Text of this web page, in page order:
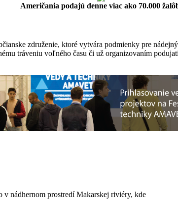
Američania podajú denne viac ako 70.000
združenie, ktoré vytvára podmienky pre
tráveniu voľného času či už organizovaním
nádhernom prostredí Makarskej riviéry, kde